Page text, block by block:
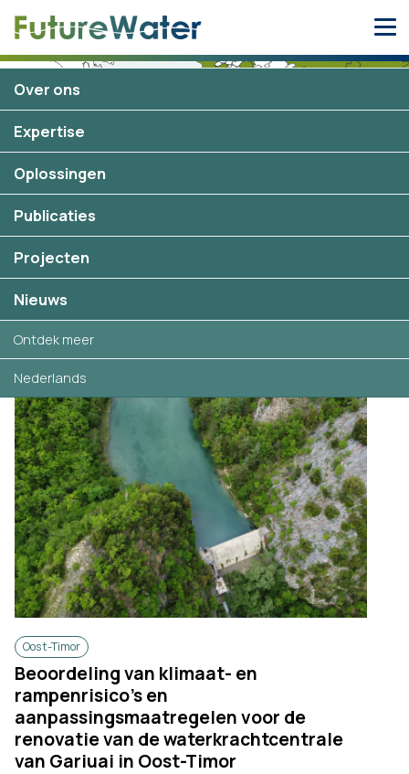
Over ons
Expertise
Oplossingen
Publicaties
Projecten
Nieuws
Ontdek meer
Nederlands
Geselecteerde projecten in
Thailand
Oost-Timor
Beoordeling van klimaat- en
rampenrisico’s en
aanpassingsmaatregelen voor de
renovatie van de waterkrachtcentrale
van Gariuai in Oost-Timor